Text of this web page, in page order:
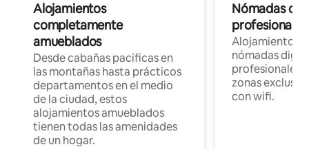
Alojamientos
completamente
amueblados
Desde cabañas pacíficas en
las montañas hasta prácticos
departamentos en el medio
de la ciudad, estos
alojamientos amueblados
tienen todas las amenidades
de un hogar.
Nómadas
Alojamientos
nómadas
profesionales
zonas
con wifi.